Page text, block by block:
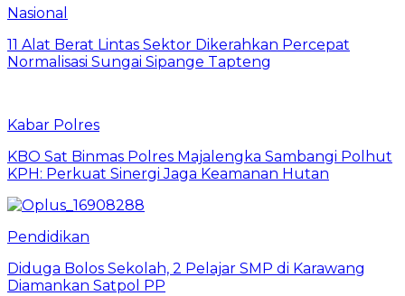
Nasional
11 Alat Berat Lintas Sektor Dikerahkan Percepat
Normalisasi Sungai Sipange Tapteng
Kabar Polres
KBO Sat Binmas Polres Majalengka Sambangi Polhut
KPH: Perkuat Sinergi Jaga Keamanan Hutan
Pendidikan
Diduga Bolos Sekolah, 2 Pelajar SMP di Karawang
Diamankan Satpol PP